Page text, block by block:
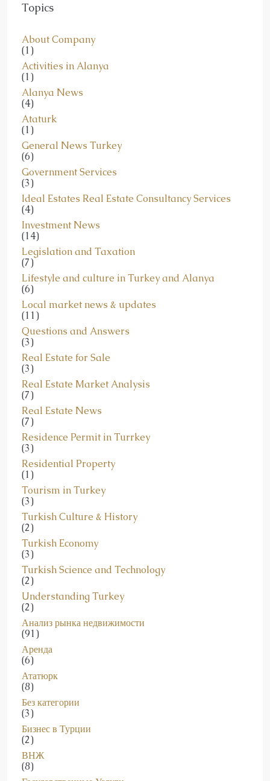
Topics
About Company
(1)
Activities in Alanya
(1)
Alanya News
(4)
Ataturk
(1)
General News Turkey
(6)
Government Services
(3)
Ideal Estates Real Estate Consultancy Services
(4)
Investment News
(14)
Legislation and Taxation
(7)
Lifestyle and culture in Turkey and Alanya
(6)
Local market news & updates
(11)
Questions and Answers
(3)
Real Estate for Sale
(3)
Real Estate Market Analysis
(7)
Real Estate News
(7)
Residence Permit in Turrkey
(3)
Residential Property
(1)
Tourism in Turkey
(3)
Turkish Culture & History
(2)
Turkish Economy
(3)
Turkish Science and Technology
(2)
Understanding Turkey
(2)
Анализ рынка недвижимости
(91)
Аренда
(6)
Ататюрк
(8)
Без категории
(3)
Бизнес в Турции
(2)
ВНЖ
(8)